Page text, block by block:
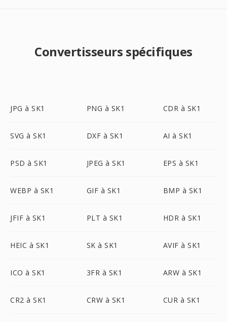
Convertisseurs spécifiques
JPG à SK1 PNG à SK1 CDR à SK1
SVG à SK1 DXF à SK1 AI à SK1
PSD à SK1 JPEG à SK1 EPS à SK1
WEBP à SK1 GIF à SK1 BMP à SK1
JFIF à SK1 PLT à SK1 HDR à SK1
HEIC à SK1 SK à SK1 AVIF à SK1
ICO à SK1 3FR à SK1 ARW à SK1
CR2 à SK1 CRW à SK1 CUR à SK1